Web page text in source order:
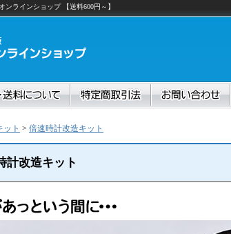
ラインショップ 【送料600円～】
ット > 倍速時計改造キット
計改造キット